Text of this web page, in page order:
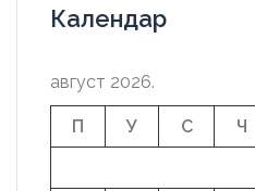
Календар
август 2026.
П У С Ч